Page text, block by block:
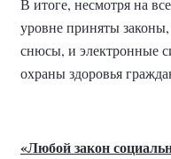
В итоге, несмотря на
уровне приняты
снюсы, и электронные
охраны здоровья
«Любой закон